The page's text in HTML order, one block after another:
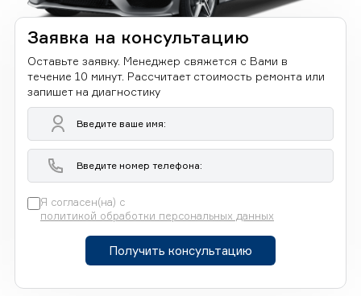
Заявка на консультацию
Оставьте заявку. Менеджер свяжется с Вами в
течение 10 минут. Рассчитает стоимость ремонта или
запишет на диагностику
Я согласен(на) с
политикой обработки персональных данных
Получить консультацию